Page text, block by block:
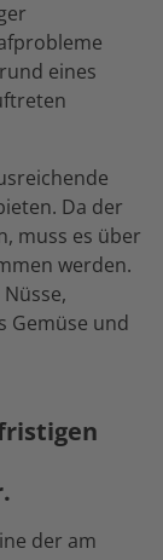
eines
Da der
muss es über
werden.
Gemüse und
der am